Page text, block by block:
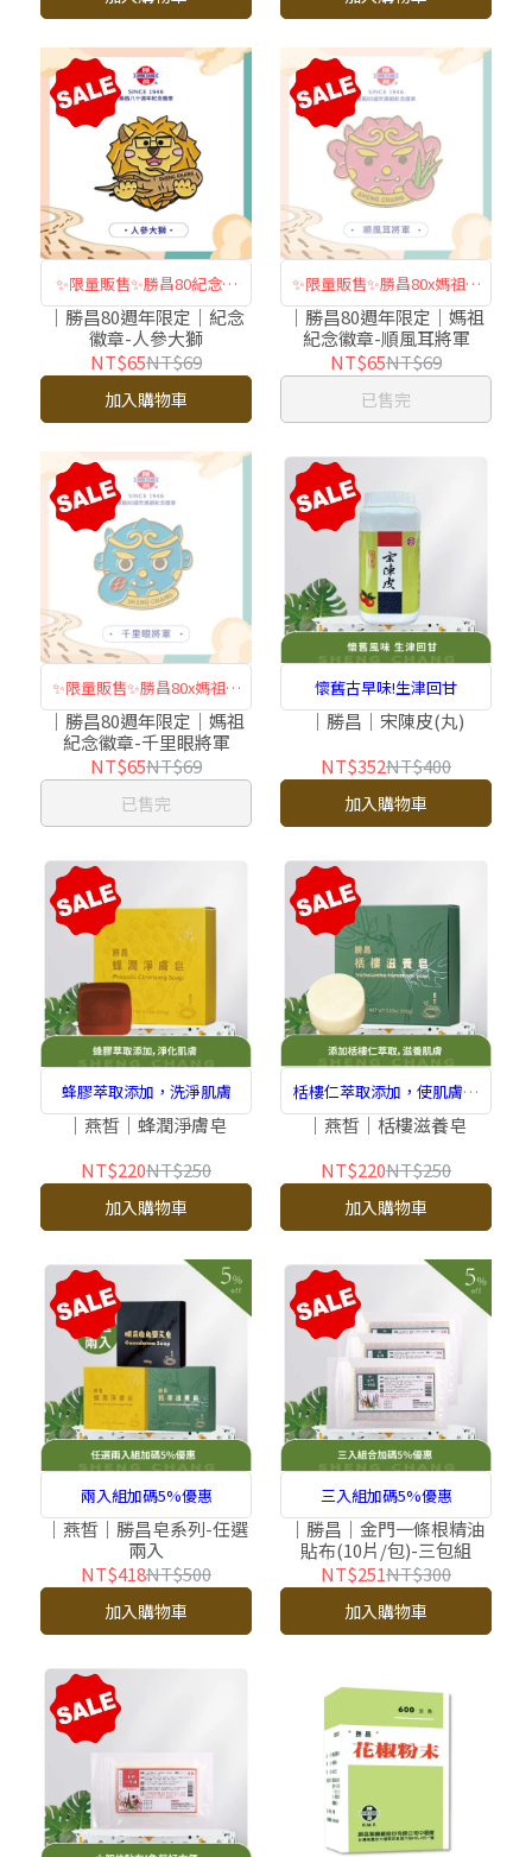
✨限量販售✨勝昌80紀念徽
章
｜勝昌80週年限定｜紀念
徽章-人參大獅
NT$65NT$69
加入購物車
✨限量販售✨勝昌80x媽祖紀
念徽章
｜勝昌80週年限定｜媽祖
紀念徽章-順風耳將軍
NT$65NT$69
已售完
✨限量販售✨勝昌80x媽祖紀
念徽章
｜勝昌80週年限定｜媽祖
紀念徽章-千里眼將軍
NT$65NT$69
已售完
懷舊古早味!生津回甘
｜勝昌｜宋陳皮(丸)
NT$352NT$400
加入購物車
蜂膠萃取添加，洗淨肌膚
｜燕皙｜蜂潤淨膚皂
NT$220NT$250
加入購物車
栝樓仁萃取添加，使肌膚水
潤光采
｜燕皙｜栝樓滋養皂
NT$220NT$250
加入購物車
兩入組加碼5%優惠
｜燕皙｜勝昌皂系列-任選
兩入
NT$418NT$500
加入購物車
三入組加碼5%優惠
｜勝昌｜金門一條根精油
貼布(10片/包)-三包組
NT$251NT$300
加入購物車